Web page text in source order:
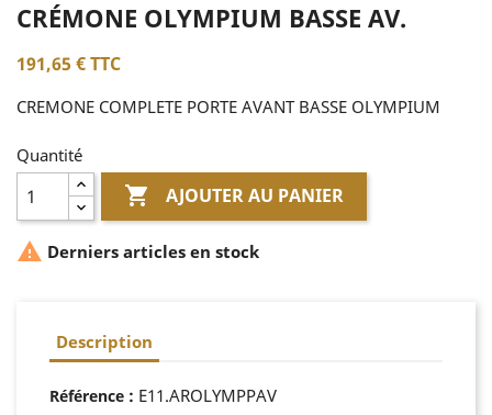
CRÉMONE OLYMPIUM BASSE AV.
191,65 €TTC
CREMONE COMPLETE PORTE AVANT BASSE OLYMPIUM
Quantité
 AJOUTER AU PANIER
 Derniers articles en stock
Description
Référence : E11.AROLYMPPAV